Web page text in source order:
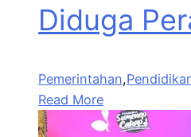
Diduga
Pemerintahan,
Read More